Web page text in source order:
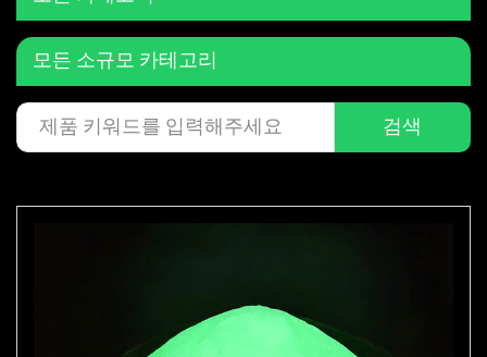
모든 소규모 카테고리
검색